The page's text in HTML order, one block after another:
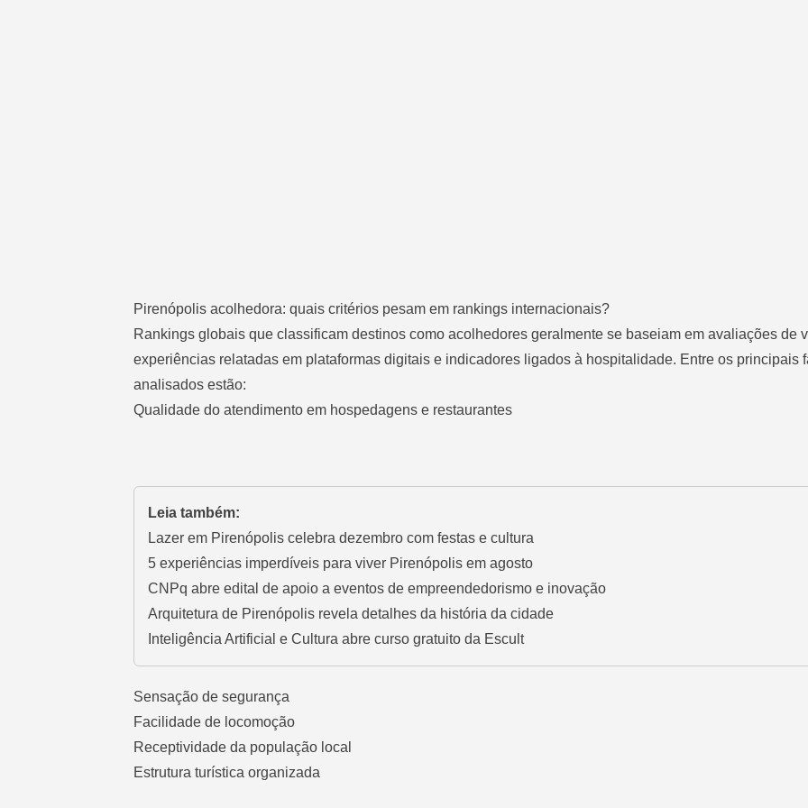
Pirenópolis acolhedora: quais critérios pesam em rankings internacionais?
Rankings globais que classificam destinos como acolhedores geralmente se baseiam em avaliações de
experiências relatadas em plataformas digitais e indicadores ligados à hospitalidade. Entre os principais
analisados estão:
Qualidade do atendimento em hospedagens e restaurantes
Leia também:
Lazer em Pirenópolis celebra dezembro com festas e cultura
5 experiências imperdíveis para viver Pirenópolis em agosto
CNPq abre edital de apoio a eventos de empreendedorismo e inovação
Arquitetura de Pirenópolis revela detalhes da história da cidade
Inteligência Artificial e Cultura abre curso gratuito da Escult
Sensação de segurança
Facilidade de locomoção
Receptividade da população local
Estrutura turística organizada